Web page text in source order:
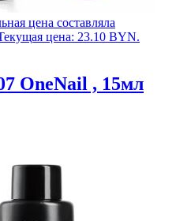
цена составляла
цена: 23.10 BYN.
OneNail , 15мл